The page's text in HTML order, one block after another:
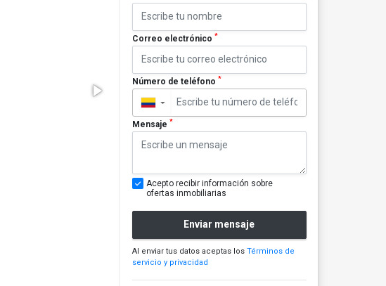
Correo electrónico *
Número de teléfono *
▼
Mensaje *
Acepto recibir información sobre
ofertas inmobiliarias
Enviar mensaje
Al enviar tus datos aceptas los Términos de
servicio y privacidad